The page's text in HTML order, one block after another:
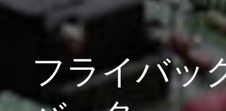
フライバッ